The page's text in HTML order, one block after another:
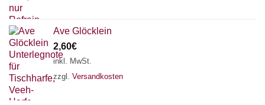
Ave Glöcklein
2,60€
inkl. MwSt.
zzgl. Versandkosten